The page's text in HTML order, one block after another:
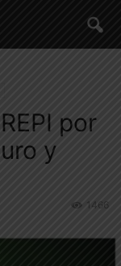
por
y
1466